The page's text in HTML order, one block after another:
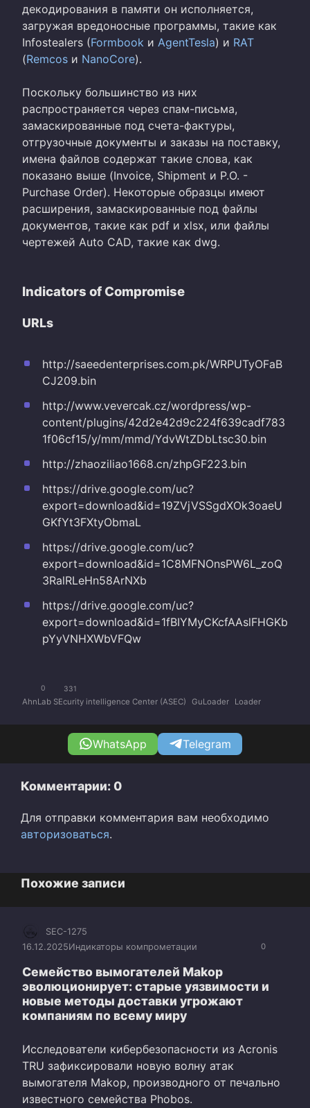
декодирования в памяти он исполняется,
загружая вредоносные программы, такие как
Infostealers (Formbook и AgentTesla) и RAT
(Remcos и NanoCore).
Поскольку большинство из них
распространяется через спам-письма,
замаскированные под счета-фактуры,
отгрузочные документы и заказы на поставку,
имена файлов содержат такие слова, как
показано выше (Invoice, Shipment и P.O. -
Purchase Order). Некоторые образцы имеют
расширения, замаскированные под файлы
документов, такие как pdf и xlsx, или файлы
чертежей Auto CAD, такие как dwg.
Indicators of Compromise
URLs
http://saeedenterprises.com.pk/WRPUTyOFaB
CJ209.bin
http://www.vevercak.cz/wordpress/wp-
content/plugins/42d2e42d9c224f639cadf783
1f06cf15/y/mm/mmd/YdvWtZDbLtsc30.bin
http://zhaoziliao1668.cn/zhpGF223.bin
https://drive.google.com/uc?
export=download&id=19ZVjVSSgdXOk3oaeU
GKfYt3FXtyObmaL
https://drive.google.com/uc?
export=download&id=1C8MFNOnsPW6L_zoQ
3RalRLeHn58ArNXb
https://drive.google.com/uc?
export=download&id=1fBIYMyCKcfAAslFHGKb
pYyVNHXWbVFQw
0 331
AhnLab SEcurity intelligence Center (ASEC) GuLoader Loader
WhatsApp Telegram
Комментарии: 0
Для отправки комментария вам необходимо
авторизоваться.
Похожие записи
0
SEC-1275
16.12.2025Индикаторы компрометации
Семейство вымогателей Makop
эволюционирует: старые уязвимости и
новые методы доставки угрожают
компаниям по всему миру
Исследователи кибербезопасности из Acronis
TRU зафиксировали новую волну атак
вымогателя Makop, производного от печально
известного семейства Phobos.